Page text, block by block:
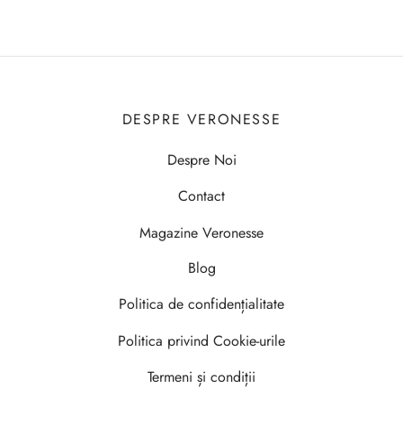
DESPRE VERONESSE
Despre Noi
Contact
Magazine Veronesse
Blog
Politica de confidențialitate
Politica privind Cookie-urile
Termeni și condiții